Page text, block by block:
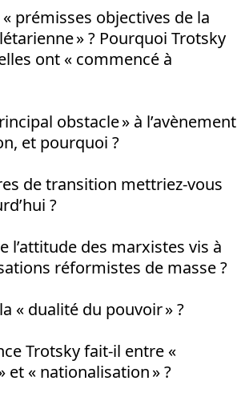
prémisses objectives de la
» ? Pourquoi Trotsky
ont « commencé à
obstacle » à l’avènement
et pourquoi ?
de transition mettriez-vous
?
l’attitude des marxistes vis à
réformistes de masse ?
« dualité du pouvoir » ?
Trotsky fait-il entre «
et « nationalisation » ?